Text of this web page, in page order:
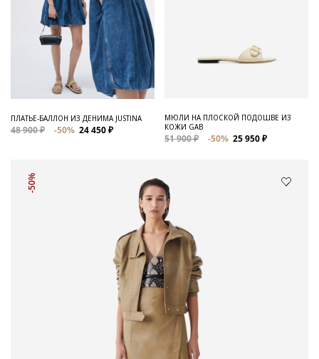
ПЛАТЬЕ-БАЛЛОН ИЗ ДЕНИМА JUSTINA
48 900 ₽ -50% 24 450 ₽
МЮЛИ НА ПЛОСКОЙ ПОДОШВЕ ИЗ
КОЖИ GAB
51 900 ₽ -50% 25 950 ₽
-50%